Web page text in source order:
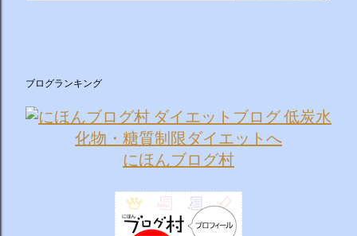
ブログランキング
にほんブログ村